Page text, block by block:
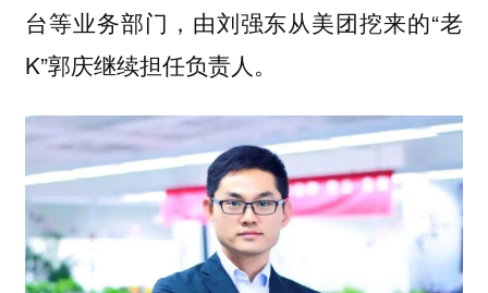
台等业务部门，由刘强东从美团挖来的“老
K”郭庆继续担任负责人。